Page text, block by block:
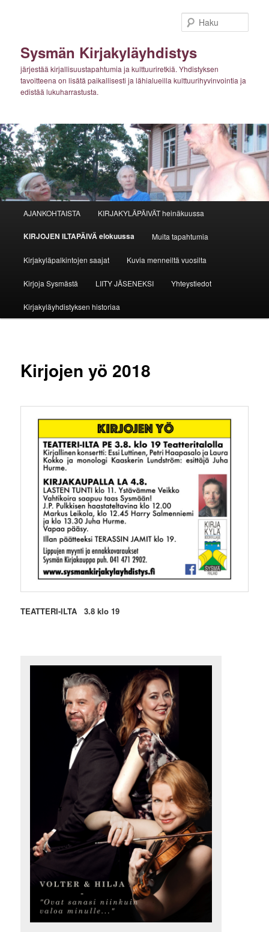
Sysmän Kirjakyläyhdistys
järjestää kirjallisuustapahtumia ja kulttuuriretkiä. Yhdistyksen
tavoitteena on lisätä paikallisesti ja lähialueilla kulttuurihyvinvointia ja
edistää lukuharrastusta.
AJANKOHTAISTA KIRJAKYLÄPÄIVÄT heinäkuussa
KIRJOJEN ILTAPÄIVÄ elokuussa Muita tapahtumia
Kirjakyläpalkintojen saajat Kuvia menneiltä vuosilta
Kirjoja Sysmästä LIITY JÄSENEKSI Yhteystiedot
Kirjakyläyhdistyksen historiaa
Kirjojen yö 2018
TEATTERI-ILTA 3.8 klo 19